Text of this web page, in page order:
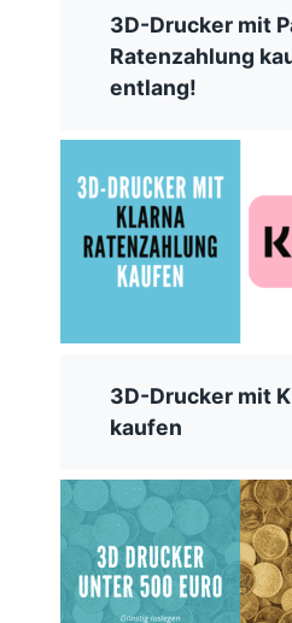
3D-Drucker mit
Ratenzahlung
entlang!
3D-Drucker mit
kaufen